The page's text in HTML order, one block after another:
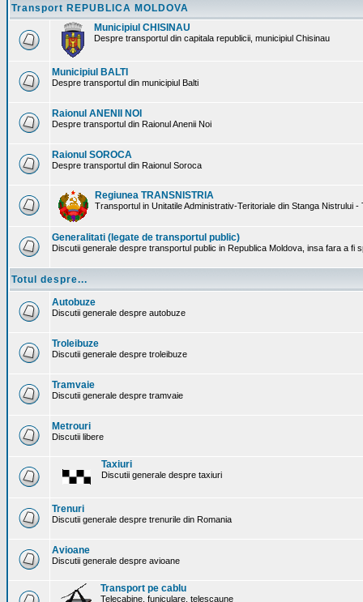
Transport REPUBLICA MOLDOVA
Municipiul CHISINAU
Despre transportul din capitala republicii, municipiul Chisinau
Municipiul BALTI
Despre transportul din municipiul Balti
Raionul ANENII NOI
Despre transportul din Raionul Anenii Noi
Raionul SOROCA
Despre transportul din Raionul Soroca
Regiunea TRANSNISTRIA
Transportul in Unitatile Administrativ-Teritoriale din Stanga Nistrului -
Generalitati (legate de transportul public)
Discutii generale despre transportul public in Republica Moldova, insa fara a fi
Totul despre...
Autobuze
Discutii generale despre autobuze
Troleibuze
Discutii generale despre troleibuze
Tramvaie
Discutii generale despre tramvaie
Metrouri
Discutii libere
Taxiuri
Discutii generale despre taxiuri
Trenuri
Discutii generale despre trenurile din Romania
Avioane
Discutii generale despre avioane
Transport pe cablu
Telecabine, funiculare, telescaune